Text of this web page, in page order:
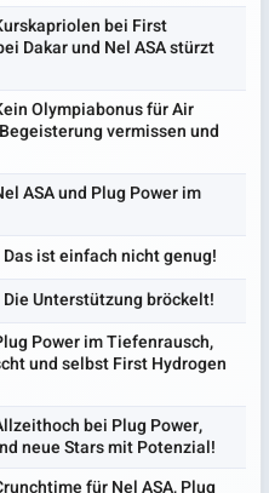
bei First
Dakar und Nel ASA stürzt
Olympiabonus für Air
vermissen und
ASA und Plug Power im
ist einfach nicht genug!
Unterstützung bröckelt!
Power im Tiefenrausch,
und selbst First Hydrogen
bei Plug Power,
neue Stars mit Potenzial!
für Nel ASA, Plug